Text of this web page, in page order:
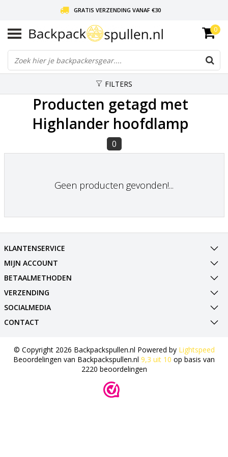
GRATIS VERZENDING VANAF €30
LIEFDE VOOR BACKPACKEN!
30 DAGEN GRATIS RETOUR
0
FILTERS
Producten getagd met
Highlander hoofdlamp
0
Geen producten gevonden!...
KLANTENSERVICE
MIJN ACCOUNT
BETAALMETHODEN
VERZENDING
SOCIALMEDIA
CONTACT
© Copyright 2026 Backpackspullen.nl Powered by Lightspeed
Beoordelingen van Backpackspullen.nl 9,3 uit 10 op basis van
2220 beoordelingen